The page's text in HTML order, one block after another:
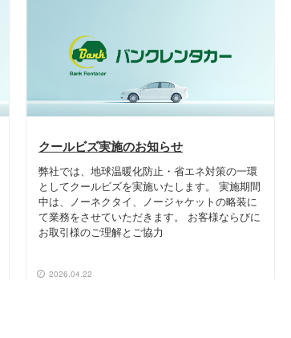
クールビズ実施のお知らせ
弊社では、地球温暖化防止・省エネ対策の一環
としてクールビズを実施いたします。 実施期間
中は、ノーネクタイ、ノージャケットの略装に
て業務をさせていただきます。 お客様ならびに
お取引様のご理解とご協力
2026.04.22